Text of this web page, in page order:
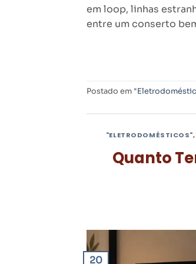
em loop, linhas
entre um conserto
Postado em
"ELETRODOMÉSTICOS",
Quanto
20